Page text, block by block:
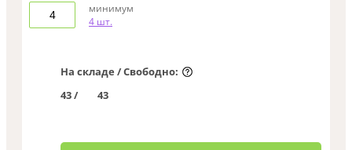
минимум
4 шт.
На складе / Свободно:
43 /
43